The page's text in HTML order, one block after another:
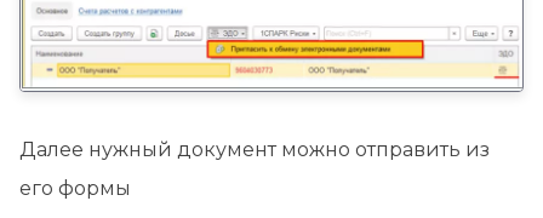
Далее нужный документ можно отправить из
его формы